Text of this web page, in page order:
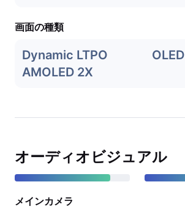
画面の種類
Dynamic LTPO
AMOLED 2X
OLED
オーディオビジュアル
メインカメラ